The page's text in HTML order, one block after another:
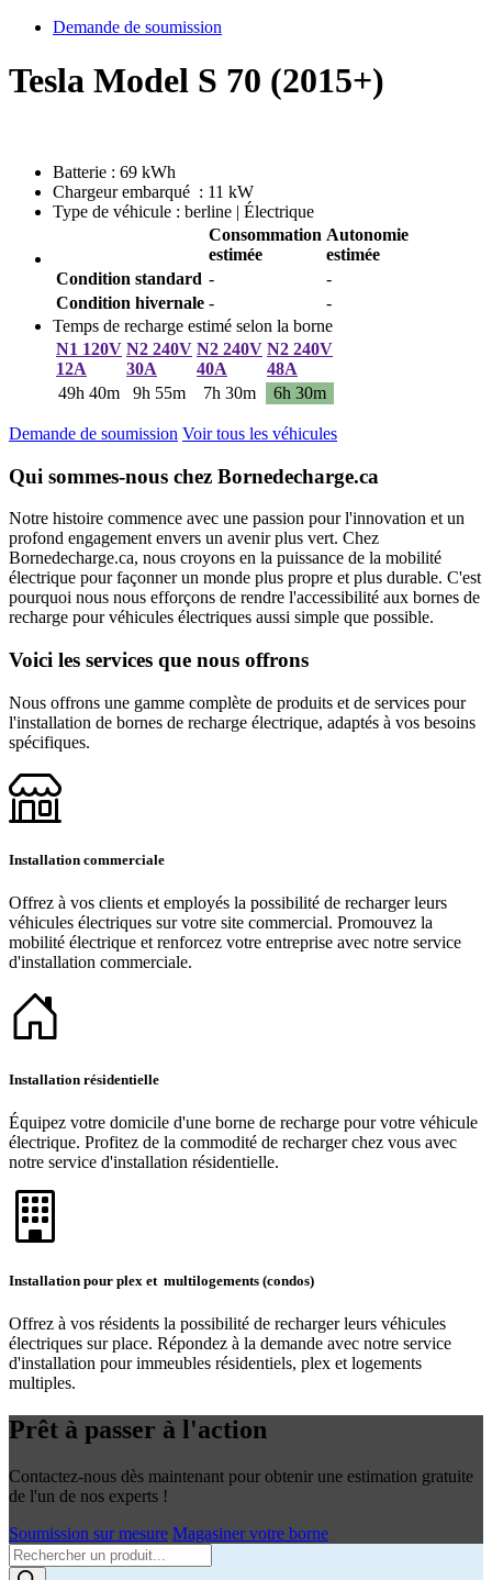
Demande de soumission
Tesla Model S 70 (2015+)
Batterie : 69 kWh
Chargeur embarqué : 11 kW
Type de véhicule : berline | Électrique
Consommation
estimée
Autonomie
estimée
Condition standard -
-
Condition hivernale -
-
Temps de recharge estimé selon la borne
N1 120V
12A
N2 240V
30A
N2 240V
40A
N2 240V
48A
49h 40m
9h 55m 7h 30m 6h 30m
Demande de soumission Voir tous les véhicules
Qui sommes-nous chez Bornedecharge.ca
Notre histoire commence avec une passion pour l'innovation et un
profond engagement envers un avenir plus vert. Chez
Bornedecharge.ca, nous croyons en la puissance de la mobilité
électrique pour façonner un monde plus propre et plus durable. C'est
pourquoi nous nous efforçons de rendre l'accessibilité aux bornes de
recharge pour véhicules électriques aussi simple que possible.
Voici les services que nous offrons
Nous offrons une gamme complète de produits et de services pour
l'installation de bornes de recharge électrique, adaptés à vos besoins
spécifiques.
Installation commerciale
Offrez à vos clients et employés la possibilité de recharger leurs
véhicules électriques sur votre site commercial. Promouvez la
mobilité électrique et renforcez votre entreprise avec notre service
d'installation commerciale.
Installation résidentielle
Équipez votre domicile d'une borne de recharge pour votre véhicule
électrique. Profitez de la commodité de recharger chez vous avec
notre service d'installation résidentielle.
Installation pour plex et multilogements (condos)
Offrez à vos résidents la possibilité de recharger leurs véhicules
électriques sur place. Répondez à la demande avec notre service
d'installation pour immeubles résidentiels, plex et logements
multiples.
Prêt à passer à l'action
Contactez-nous dès maintenant pour obtenir une estimation gratuite
de l'un de nos experts !
Soumission sur mesure Magasiner votre borne
Products
search